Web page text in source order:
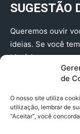
de
O nosso site utiliza
utilização, lembrar de
“Aceitar”, você
SUGESTÃO
Queremos ouvir
ideias. Se você
história que
(91) 98224 -